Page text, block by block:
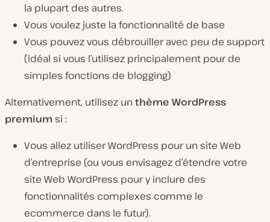
la plupart des autres.
Vous voulez juste la fonctionnalité de base
Vous pouvez vous débrouiller avec peu de support
(idéal si vous l’utilisez principalement pour de
simples fonctions de blogging)
Alternativement, utilisez unthème WordPress
premium si :
Vous allez utiliser WordPress pour un site Web
d’entreprise (ou vous envisagez d’étendre votre
site Web WordPress pour y inclure des
fonctionnalités complexes comme le
ecommerce dans le futur).